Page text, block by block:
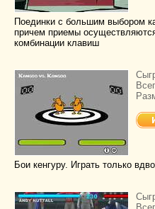
Поединки с большим выбором
причем приемы
комбинации клавиш
Бои кенгуру. Играть только